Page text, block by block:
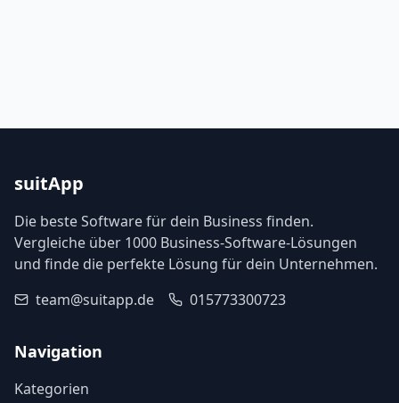
suitApp
Die beste Software für dein Business finden.
Vergleiche über 1000 Business-Software-Lösungen
und finde die perfekte Lösung für dein Unternehmen.
team@suitapp.de
015773300723
Navigation
Kategorien